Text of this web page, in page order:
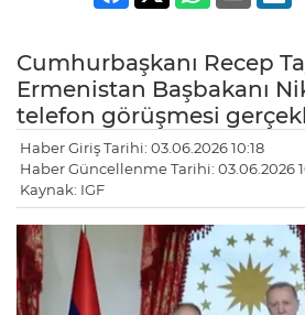
Cumhurbaşkanı Recep
Ermenistan Başbakanı
telefon görüşmesi
Haber Giriş Tarihi: 03.06.2026 10:18
Haber Güncellenme Tarihi: 03.06.2026
Kaynak: IGF